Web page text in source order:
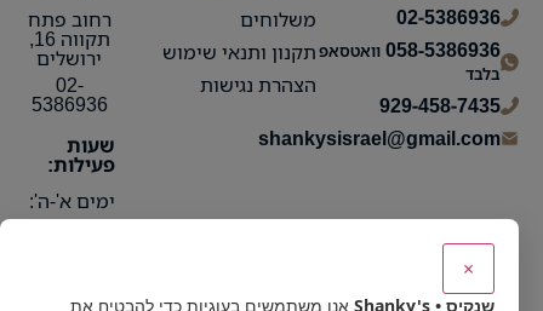
משלוחים
תקנון ותנאי שימוש
הצהרת נגישות
רחוב פתח
תקווה 16,
ירושלים
02-
5386936
שעות
פעילות:
ימים א'-ה':
02-5386936
058-5386936 וואטסאפ
בלבד
929-458-7435
shankysisrael@gmail.com
×
שנקיס • Shanky's אנו משתמשים בעוגיות כדי להבטיח את